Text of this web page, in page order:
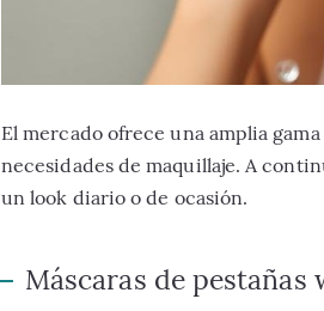
El mercado ofrece una amplia
necesidades de maquillaje. A
un look diario o de ocasión.
Máscaras de pestañas